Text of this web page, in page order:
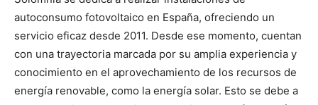
autoconsumo fotovoltaico en España, ofreciendo un
servicio eficaz desde 2011. Desde ese momento, cuentan
con una trayectoria marcada por su amplia experiencia y
conocimiento en el aprovechamiento de los recursos de
energía renovable, como la energía solar. Esto se debe a